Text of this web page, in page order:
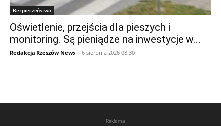
Bezpieczeństwo
Oświetlenie, przejścia dla pieszych i
monitoring. Są pieniądze na inwestycje w...
Redakcja Rzeszów News - 6 sierpnia 2026 08:30
Reklama